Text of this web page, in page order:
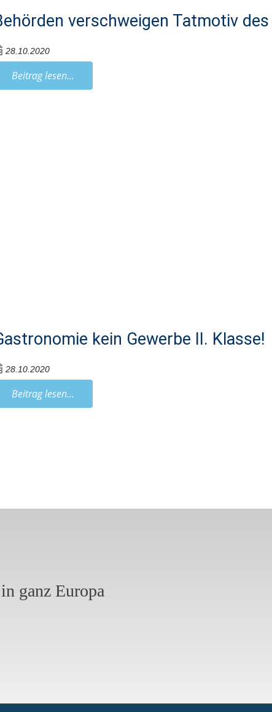
verschweigen Tatmotiv
28.10.2020
Beitrag lesen...
kein Gewerbe II. Klasse!
28.10.2020
Beitrag lesen...
ganz Europa